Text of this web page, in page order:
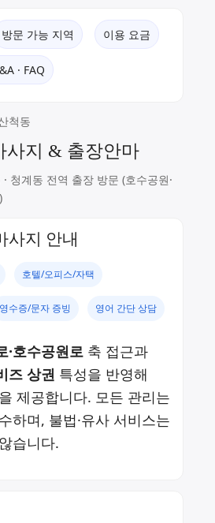
방문 가능 지역 이용 요금
· FAQ
척동
사지 & 출장안마
청계동 전역 출장 방문 (호수공원·
사지 안내
호텔/오피스/자택
영수증/문자 증빙 영어 간단 상담
·호수공원로 축 접근과
즈 상권 특성을 반영해
을 제공합니다. 모든 관리는
하며, 불법·유사 서비스는
습니다.